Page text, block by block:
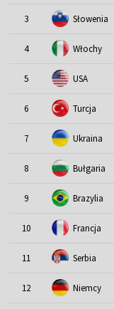
3 Słowenia
4 Włochy
5 USA
6 Turcja
7 Ukraina
8 Bułgaria
9 Brazylia
10 Francja
11 Serbia
12 Niemcy